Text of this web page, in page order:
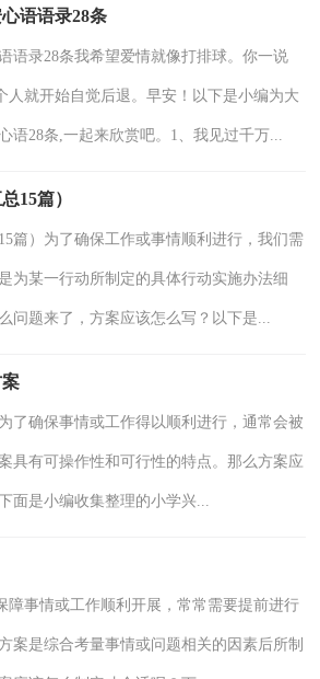
语语录28条
语录28条我希望爱情就像打排球。你一说
人就开始自觉后退。早安！以下是小编为大
语28条,一起来欣赏吧。1、我见过千万...
15篇）
篇）为了确保工作或事情顺利进行，我们需
为某一行动所制定的具体行动实施办法细
问题来了，方案应该怎么写？以下是...
了确保事情或工作得以顺利进行，通常会被
具有可操作性和可行性的特点。那么方案应
面是小编收集整理的小学兴...
障事情或工作顺利开展，常常需要提前进行
案是综合考量事情或问题相关的因素后所制